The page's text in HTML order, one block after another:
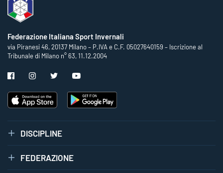
Federazione Italiana Sport Invernali
via Piranesi 46, 20137 Milano – P.IVA e C.F. 05027640159 – Iscrizione al
Tribunale di Milano n° 63, 11.12.2004
DISCIPLINE
FEDERAZIONE